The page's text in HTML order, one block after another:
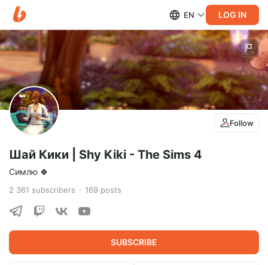
EN LOG IN
Follow
Шай Кики | Shy Kiki - The Sims 4
Симлю 🍀
2 361 subscribers 169 posts
SUBSCRIBE